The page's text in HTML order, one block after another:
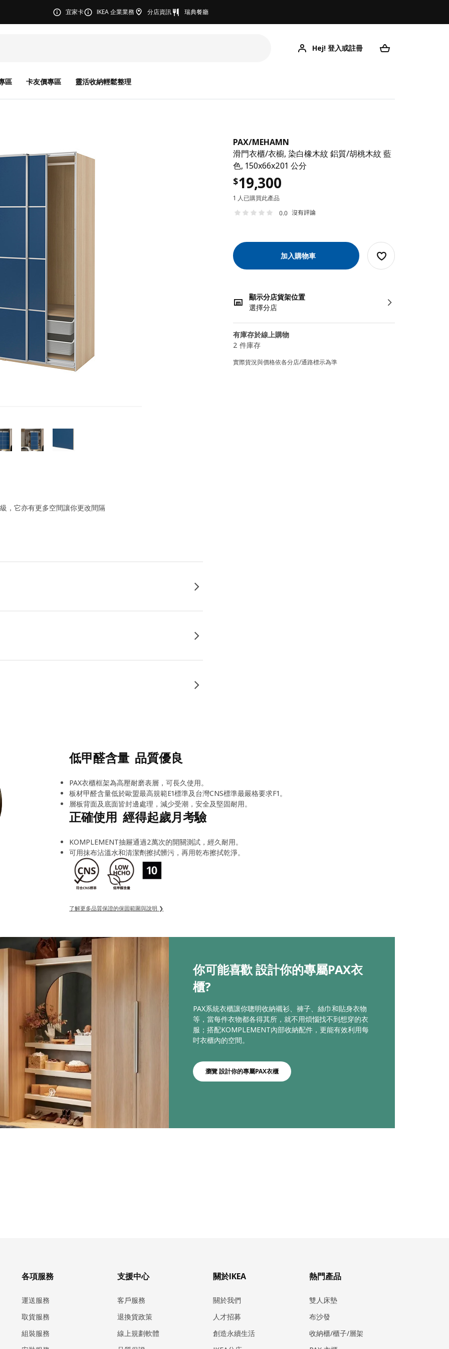
宜家卡 IKEA 企業業務 分店資訊 瑞典餐廳
Hej! 登入或註冊
區 卡友價專區 靈活收納輕鬆整理
PAX/MEHAMN
滑門衣櫃/衣櫥, 染白橡木紋 鋁質/胡桃木紋 藍
色, 150x66x201 公分
$19,300
1 人已購買此產品
0.0 沒有評論
加入購物車
顯示分店貨架位置
選擇分店
有庫存於線上購物
2 件庫存
實際貨況與價格依各分店/通路標示為準
，它亦有更多空間讓你更改間隔
低甲醛含量 品質優良
PAX衣櫃框架為高壓耐磨表層，可長久使用。
板材甲醛含量低於歐盟最高規範E1標準及台灣CNS標準最嚴格要求F1。
層板背面及底面皆封邊處理，減少受潮，安全及堅固耐用。
正確使用 經得起歲月考驗
KOMPLEMENT抽屜通過2萬次的開關測試，經久耐用。
可用抹布沾溫水和清潔劑擦拭髒污，再用乾布擦拭乾淨。
了解更多品質保證的保固範圍與說明 ❯
你可能喜歡 設計你的專屬PAX衣
櫃?
PAX系統衣櫃讓你聰明收納襯衫、褲子、絲巾和貼身衣物
等，當每件衣物都各得其所，就不用煩惱找不到想穿的衣
服；搭配KOMPLEMENT內部收納配件，更能有效利用每
吋衣櫃內的空間。
瀏覽 設計你的專屬PAX衣櫃
各項服務
運送服務
取貨服務
組裝服務
支援中心
客戶服務
退換貨政策
線上規劃軟體
關於IKEA
關於我們
人才招募
創造永續生活
熱門產品
雙人床墊
布沙發
收納櫃/櫃子/層架